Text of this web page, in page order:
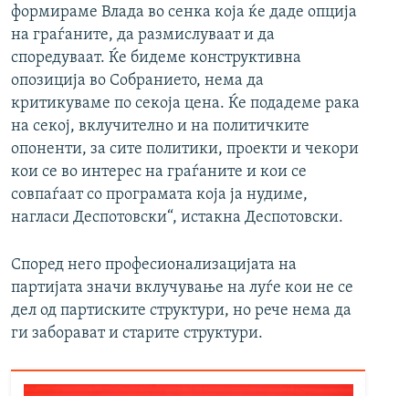
формираме Влада во сенка која ќе даде опција
на граѓаните, да размислуваат и да
споредуваат. Ќе бидеме конструктивна
опозиција во Собранието, нема да
критикуваме по секоја цена. Ќе подадеме рака
на секој, вклучително и на политичките
опоненти, за сите политики, проекти и чекори
кои се во интерес на граѓаните и кои се
совпаѓаат со програмата која ја нудиме,
нагласи Деспотовски“, истакна Деспотовски.
Според него професионализацијата на
партијата значи вклучување на луѓе кои не се
дел од партиските структури, но рече нема да
ги заборават и старите структури.